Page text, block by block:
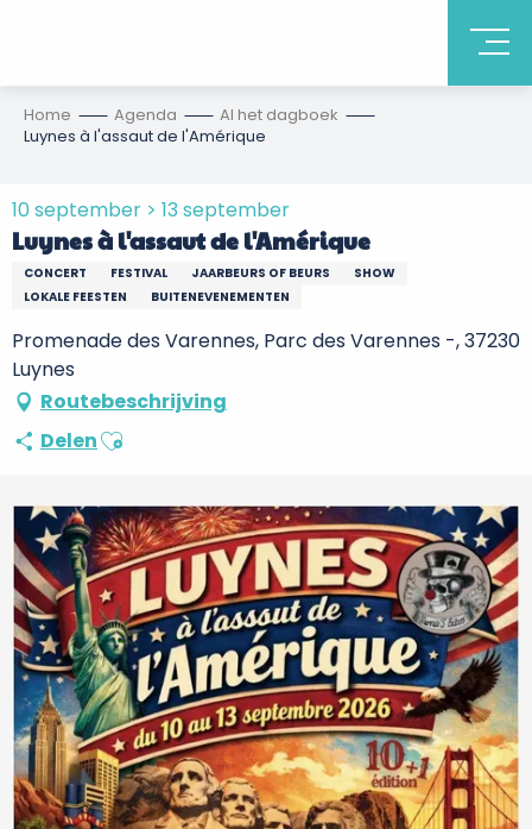
Home Agenda
Al het dagboek
Luynes à l'assaut de l'Amérique
10 september > 13 september
Luynes à l'assaut de l'Amérique
CONCERT FESTIVAL JAARBEURS OF BEURS
SHOW
LOKALE FEESTEN
BUITENEVENEMENTEN
Promenade des Varennes, Parc des Varennes -, 37230
Luynes
Routebeschrijving
DelenAjouter aux favoris